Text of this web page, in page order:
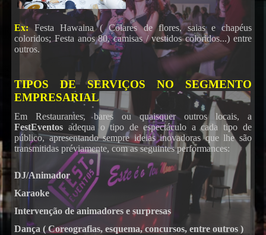
DJs
Ex:Festa Hawaina ( Colares de flores, saias e chapéus
coloridos; Festa anos 80, camisas / vestidos coloridos...) entre
outros.
TIPOS DE SERVIÇOS NO SEGMENTO
EMPRESARIAL
Em Restaurantes, bares ou quaisquer outros locais, a
FestEventos adequa o tipo de espectáculo a cada tipo de
público, apresentando sempre ideias inovadoras que lhe são
transmitidas préviamente, com as seguintes performances:
DJ/Animador
Karaoke
Intervenção de animadores e surpresas
Dança ( Coreografias, esquema, concursos, entre outros )